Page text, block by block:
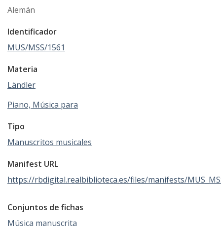
Alemán
Identificador
MUS/MSS/1561
Materia
Ländler
Piano, Música para
Tipo
Manuscritos musicales
Manifest URL
https://rbdigital.realbiblioteca.es/files/manifests/
Conjuntos de fichas
Música manuscrita